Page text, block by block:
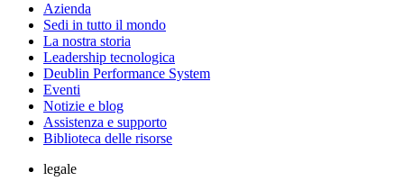
Azienda
Sedi in tutto il mondo
La nostra storia
Leadership tecnologica
Deublin Performance System
Eventi
Notizie e blog
Assistenza e supporto
Biblioteca delle risorse
legale